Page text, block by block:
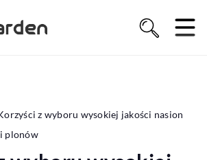
z wyboru wysokiej jakości nasion
plonów